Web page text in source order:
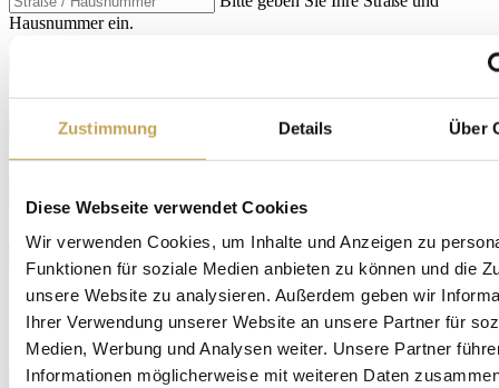
Zustimmung Details Über
Diese Webseite verwendet Cookies
Wir verwenden Cookies, um Inhalte und Anzeigen zu
Funktionen für soziale Medien anbieten zu können und die
unsere Website zu analysieren. Außerdem geben wir
Ihrer Verwendung unserer Website an unsere Partner für
Medien, Werbung und Analysen weiter. Unsere Partner
Informationen möglicherweise mit weiteren Daten
Hausnummer ein.
Bitte geben Sie einen Ort an.
Bindestrich) eingeben.
(*)
Das ist nicht korrekt.
Mit dem Versenden des Formulars bestätigen Sie, dass Sie die
Datenschutzerklärungzur Kenntnis genommen haben und
zustimmen, dass Ihre Angaben elektronisch gespeichert werden,
Allgemeinen Geschäftsbedingungen (AGB)
genommen haben und mit deren Geltung einverstanden sind.
Jetzt bestellen